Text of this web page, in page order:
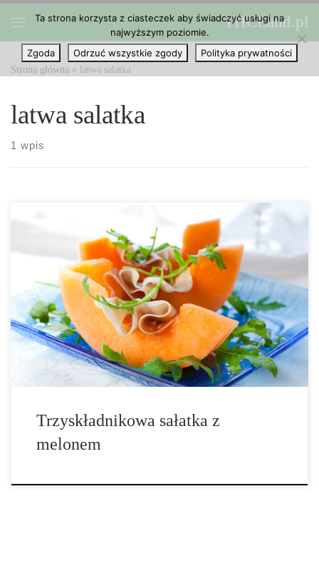
Przejdź do treści THCLand.pl
Strona główna » latwa salatka
latwa salatka
1 wpis
Super prosta, smaczna i bardzo efektowna sałatka z melonem! Jest
to naprawdę ciekawe i zaskakujące doświadczenie smakowe. Czas
przygotowania: 10 minut Ilość porcji: 4 porcje Składniki: 1 melon
kantalupa szynka prosciutto oliwa z oliwek z marihuaną Kiedy jest
sezon na […]
Trzyskładnikowa sałatka z
melonem
Ta strona korzysta z ciasteczek aby świadczyć usługi na
najwyższym poziomie.
Zgoda
Odrzuć wszystkie zgody Polityka prywatności